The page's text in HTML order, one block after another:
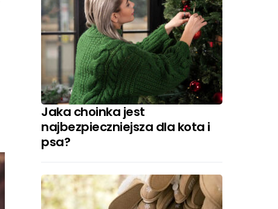
Jaka choinka jest
najbezpieczniejsza dla kota i
psa?